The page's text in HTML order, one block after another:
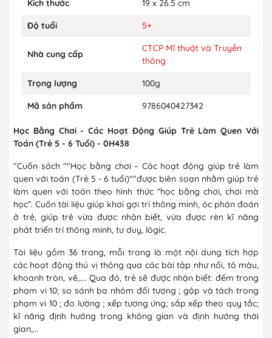
Kích thước 19 x 26.5 cm
Độ tuổi 5+
Nhà cung cấp
CTCP Mĩ thuật và Truyền
thông
Trọng lượng 100g
Mã sản phẩm 9786040427342
Học Bằng Chơi - Các Hoạt Động Giúp Trẻ Làm Quen Với
Toán (Trẻ 5 - 6 Tuổi) - 0H438
"Cuốn sách ""Học bằng chơi – Các hoạt động giúp trẻ làm
quen với toán (Trẻ 5 - 6 tuổi)""được biên soạn nhằm giúp trẻ
làm quen với toán theo hình thức “học bằng chơi, chơi mà
học”. Cuốn tài liệu giúp khơi gợi trí thông minh, óc phán đoán
ở trẻ, giúp trẻ vừa được nhận biết, vừa được rèn kĩ năng
phát triển trí thông minh, tư duy, lôgic.
Tài liệu gồm 36 trang, mỗi trang là một nội dung tích hợp
các hoạt động thú vị thông qua các bài tập như nối, tô màu,
khoanh tròn, vẽ,.... Qua đó, trẻ sẽ được nhận biết: đếm trong
phạm vi 10; so sánh ba nhóm đối tượng ; gộp và tách trong
phạm vi 10 ; đo lường ; xếp tương ứng; sắp xếp theo quy tắc;
kĩ năng định hướng trong không gian và định hướng thời
gian,...